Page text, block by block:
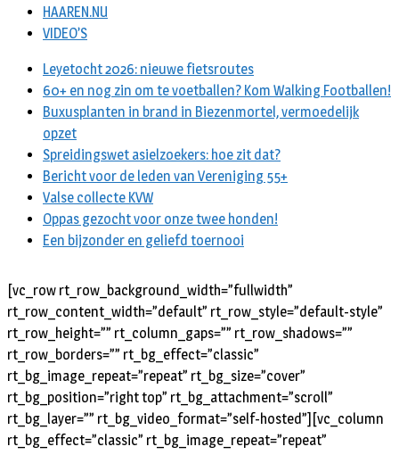
HAAREN.NU
VIDEO’S
Leyetocht 2026: nieuwe fietsroutes
60+ en nog zin om te voetballen? Kom Walking Footballen!
Buxusplanten in brand in Biezenmortel, vermoedelijk
opzet
Spreidingswet asielzoekers: hoe zit dat?
Bericht voor de leden van Vereniging 55+
Valse collecte KVW
Oppas gezocht voor onze twee honden!
Een bijzonder en geliefd toernooi
[vc_row rt_row_background_width=”fullwidth”
rt_row_content_width=”default” rt_row_style=”default-style”
rt_row_height=”” rt_column_gaps=”” rt_row_shadows=””
rt_row_borders=”” rt_bg_effect=”classic”
rt_bg_image_repeat=”repeat” rt_bg_size=”cover”
rt_bg_position=”right top” rt_bg_attachment=”scroll”
rt_bg_layer=”” rt_bg_video_format=”self-hosted”][vc_column
rt_bg_effect=”classic” rt_bg_image_repeat=”repeat”